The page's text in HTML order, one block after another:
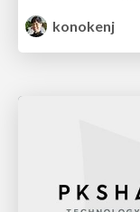
konokenj